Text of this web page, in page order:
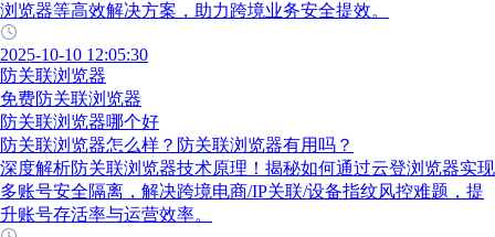
浏览器等高效解决方案，助力跨境业务安全提效。
2025-10-10 12:05:30
防关联浏览器
免费防关联浏览器
防关联浏览器哪个好
防关联浏览器怎么样？防关联浏览器有用吗？
深度解析防关联浏览器技术原理！揭秘如何通过云登浏览器实现
多账号安全隔离，解决跨境电商/IP关联/设备指纹风控难题，提
升账号存活率与运营效率。